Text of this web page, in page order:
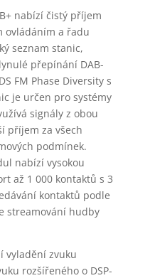
nabízí čistý příjem
ovládáním a řadu
seznam stanic,
přepínání DAB-
FM Phase Diversity s
je určen pro systémy
signály z obou
příjem za všech
podmínek.
nabízí vysokou
až 1 000 kontaktů s 3
kontaktů podle
streamování hudby
vyladění zvuku
rozšířeného o DSP-